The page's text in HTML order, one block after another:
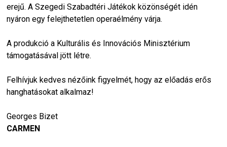
erejű. A Szegedi Szabadtéri Játékok közönségét idén
nyáron egy felejthetetlen operaélmény várja.
A produkció a Kulturális és Innovációs Minisztérium
támogatásával jött létre.
Felhívjuk kedves nézőink figyelmét, hogy az előadás erős
hanghatásokat alkalmaz!
Georges Bizet
CARMEN